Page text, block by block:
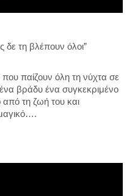
τη βλέπουν όλοι”
παίζουν όλη τη νύχτα σε
βράδυ ένα συγκεκριμένο
τη ζωή του και